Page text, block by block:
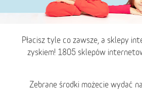
Płacisz tyle co zawsze, a sklepy
zyskiem! 1805 sklepów
Zebrane środki możecie wydać